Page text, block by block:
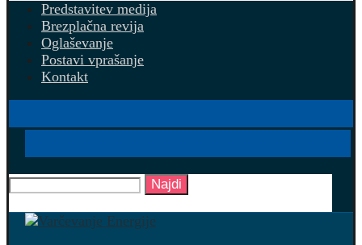
Predstavitev medija
Brezplačna revija
Oglaševanje
Postavi vprašanje
Kontakt
Najdi